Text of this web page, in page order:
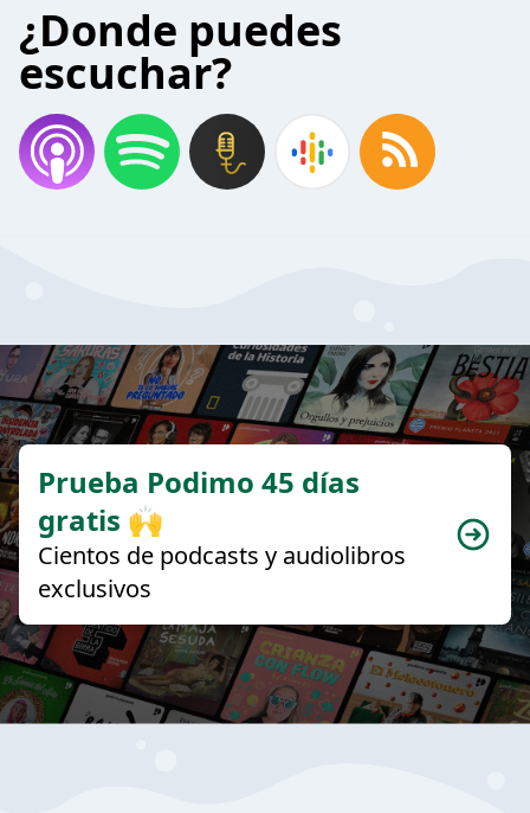
¿Donde puedes
escuchar?
Prueba Podimo 45 días
gratis 🙌
Cientos de podcasts y audiolibros
exclusivos